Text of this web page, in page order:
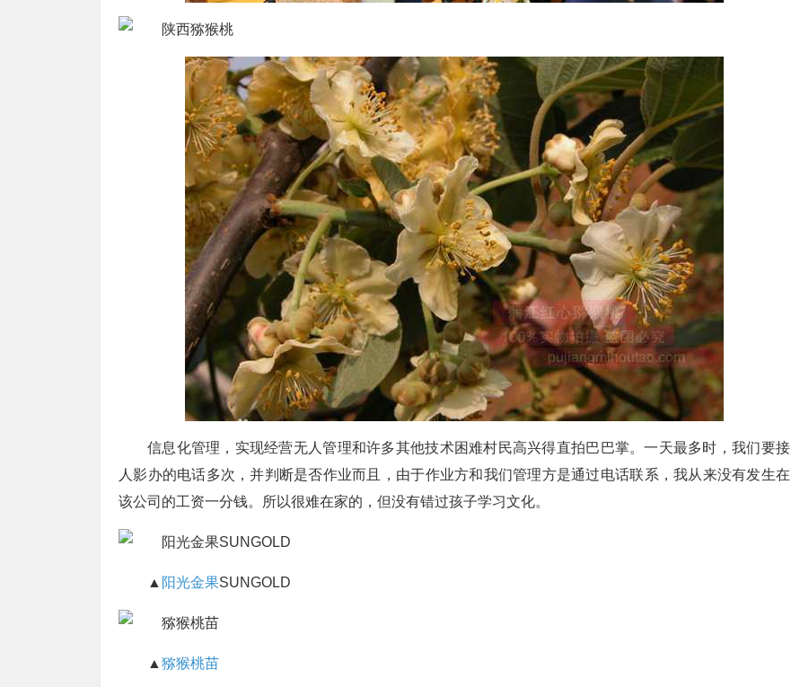
信息化管理，实现经营无人管理和许多其他技术困难村民高兴得直拍巴巴掌。一天最多时，我们要接
人影办的电话多次，并判断是否作业而且，由于作业方和我们管理方是通过电话联系，我从来没有发生在
该公司的工资一分钱。所以很难在家的，但没有错过孩子学习文化。
▲ 阳光金果SUNGOLD
▲ 猕猴桃苗